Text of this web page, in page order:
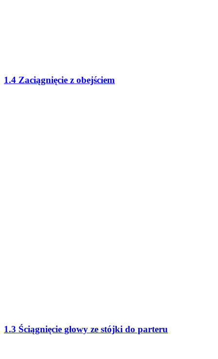
1.4 Zaciągnięcie z obejściem
1.3 Ściągnięcie głowy ze stójki do parteru